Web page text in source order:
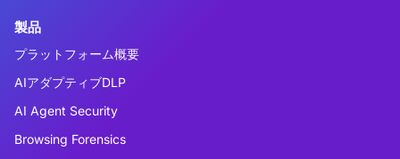
製品
プラットフォーム概要
AIアダプティブDLP
AI Agent Security
Browsing Forensics